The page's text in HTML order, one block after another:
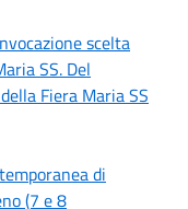
scelta
SS. Del
Fiera Maria SS
di
(7 e 8